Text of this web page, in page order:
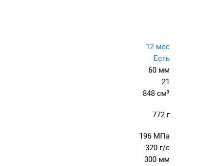
12 мес
Есть
60 мм
21
848 см³
772 г
196 МПа
320 г/с
300 мм